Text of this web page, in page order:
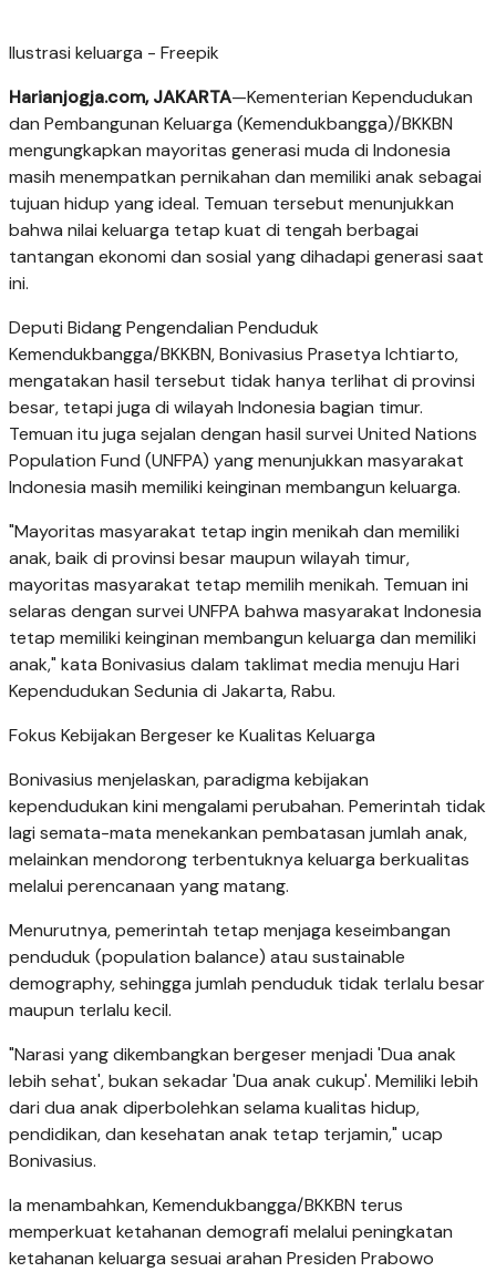
Ilustrasi keluarga - Freepik
Harianjogja.com, JAKARTA—Kementerian Kependudukan
dan Pembangunan Keluarga (Kemendukbangga)/BKKBN
mengungkapkan mayoritas generasi muda di Indonesia
masih menempatkan pernikahan dan memiliki anak sebagai
tujuan hidup yang ideal. Temuan tersebut menunjukkan
bahwa nilai keluarga tetap kuat di tengah berbagai
tantangan ekonomi dan sosial yang dihadapi generasi saat
ini.
Deputi Bidang Pengendalian Penduduk
Kemendukbangga/BKKBN, Bonivasius Prasetya Ichtiarto,
mengatakan hasil tersebut tidak hanya terlihat di provinsi
besar, tetapi juga di wilayah Indonesia bagian timur.
Temuan itu juga sejalan dengan hasil survei United Nations
Population Fund (UNFPA) yang menunjukkan masyarakat
Indonesia masih memiliki keinginan membangun keluarga.
"Mayoritas masyarakat tetap ingin menikah dan memiliki
anak, baik di provinsi besar maupun wilayah timur,
mayoritas masyarakat tetap memilih menikah. Temuan ini
selaras dengan survei UNFPA bahwa masyarakat Indonesia
tetap memiliki keinginan membangun keluarga dan memiliki
anak," kata Bonivasius dalam taklimat media menuju Hari
Kependudukan Sedunia di Jakarta, Rabu.
Fokus Kebijakan Bergeser ke Kualitas Keluarga
Bonivasius menjelaskan, paradigma kebijakan
kependudukan kini mengalami perubahan. Pemerintah tidak
lagi semata-mata menekankan pembatasan jumlah anak,
melainkan mendorong terbentuknya keluarga berkualitas
melalui perencanaan yang matang.
Menurutnya, pemerintah tetap menjaga keseimbangan
penduduk (population balance) atau sustainable
demography, sehingga jumlah penduduk tidak terlalu besar
maupun terlalu kecil.
"Narasi yang dikembangkan bergeser menjadi 'Dua anak
lebih sehat', bukan sekadar 'Dua anak cukup'. Memiliki lebih
dari dua anak diperbolehkan selama kualitas hidup,
pendidikan, dan kesehatan anak tetap terjamin," ucap
Bonivasius.
Ia menambahkan, Kemendukbangga/BKKBN terus
memperkuat ketahanan demografi melalui peningkatan
ketahanan keluarga sesuai arahan Presiden Prabowo